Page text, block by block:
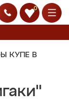
0
КУПЕ В